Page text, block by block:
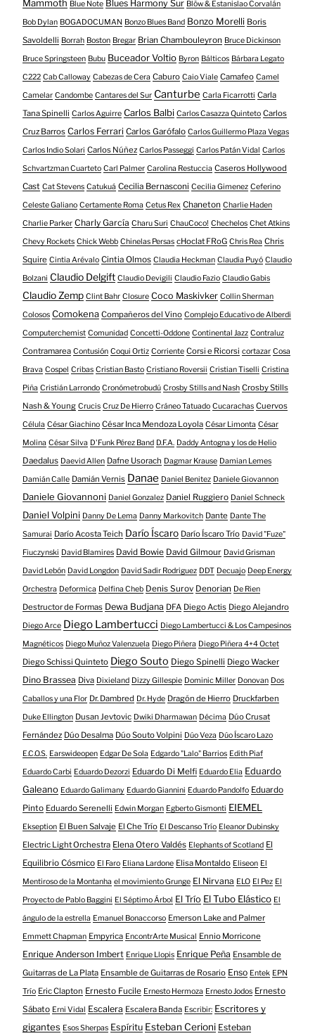
Mammoth Blue Note Blues Harmony Sur Blöw & Estanislao Corvalán
Bob Dylan BOGADOCUMAN Bonzo Blues Band Bonzo Morelli Boris
Savoldelli Borrah Boston Bregar Brian Chambouleyron Bruce Dickinson
Bruce Springsteen Bubu Buceador Voltio Byron Bálticos Bárbara Legato
C222 Cab Calloway Cabezas de Cera Caburo Caio Viale Camafeo Camel
Camelar Candombe Cantares del Sur Canturbe Carla Ficarrotti Carla
Tana Spinelli Carlos Aguirre Carlos Balbi Carlos Casazza Quinteto Carlos
Cruz Barros Carlos Ferrari Carlos Garófalo Carlos Guillermo Plaza Vegas
Carlos Indio Solari Carlos Núñez Carlos Passeggi Carlos Patán Vidal Carlos
Schvartzman Cuarteto Carl Palmer Carolina Restuccia Caseros Hollywood
Cast Cat Stevens Catukuá Cecilia Bernasconi Cecilia Gimenez Ceferino
Celeste Galiano Certamente Roma Cetus Rex Chaneton Charlie Haden
Charlie Parker Charly García Charu Suri ChauCoco! Chechelos Chet Atkins
Chevy Rockets Chick Webb Chinelas Persas cHoclat FRoG Chris Rea Chris
Squire Cintia Arévalo Cintia Olmos Claudia Heckman Claudia Puyó Claudio
Bolzani Claudio Delgift Claudio Devigili Claudio Fazio Claudio Gabis
Claudio Zemp Clint Bahr Closure Coco Maskivker Collin Sherman
Colosos Comokena Compañeros del Vino Complejo Educativo de Alberdi
Computerchemist Comunidad Concetti-Oddone Continental Jazz Contraluz
Contramarea Contusión Coqui Ortiz Corriente Corsi e Ricorsi cortazar Cosa
Brava Cospel Cribas Cristian Basto Cristiano Roversii Cristian Tiselli Cristina
Piña Cristián Larrondo Cronómetrobudú Crosby Stills and Nash Crosby Stills
Nash & Young Crucis Cruz De Hierro Cráneo Tatuado Cucarachas Cuervos
Célula César Giachino César Inca Mendoza Loyola César Limonta César
Molina César Silva D'Funk Pérez Band D.F.A. Daddy Antogna y los de Helio
Daedalus Daevid Allen Dafne Usorach Dagmar Krause Damian Lemes
Damián Calle Damián Vernis Danae Daniel Benitez Daniele Giovannon
Daniele Giovannoni Daniel Gonzalez Daniel Ruggiero Daniel Schneck
Daniel Volpini Danny De Lema Danny Markovitch Dante Dante The
Samurai Darío Acosta Teich Darío Íscaro Darío Íscaro Trío David "Fuze"
Fiuczynski David Blamires David Bowie David Gilmour David Grisman
David Lebón David Longdon David Sadir Rodriguez DDT Decuajo Deep Energy
Orchestra Deformica Delfina Cheb Denis Surov Denorian De Rien
Destructor de Formas Dewa Budjana DFA Diego Actis Diego Alejandro
Diego Arce Diego Lambertucci Diego Lambertucci & Los Campesinos
Magnéticos Diego Muñoz Valenzuela Diego Piñera Diego Piñera 4+4 Octet
Diego Schissi Quinteto Diego Souto Diego Spinelli Diego Wacker
Dino Brassea Diva Dixieland Dizzy Gillespie Dominic Miller Donovan Dos
Caballos y una Flor Dr. Dambred Dr. Hyde Dragón de Hierro Druckfarben
Duke Ellington Dusan Jevtovic Dwiki Dharmawan Décima Dúo Crusat
Fernández Dúo Desalma Dúo Souto Volpini Dúo Veza Dúo Íscaro Lazo
E.C.O.S. Earswideopen Edgar De Sola Edgardo "Lalo" Barrios Edith Piaf
Eduardo Carbi Eduardo Dezorzi Eduardo Di Melfi Eduardo Elia Eduardo
Galeano Eduardo Galimany Eduardo Giannini Eduardo Pandolfo Eduardo
Pinto Eduardo Serenelli Edwin Morgan Egberto Gismonti EIEMEL
Ekseption El Buen Salvaje El Che Trío El Descanso Trío Eleanor Dubinsky
Electric Light Orchestra Elena Otero Valdés Elephants of Scotland El
Equilibrio Cósmico El Faro Eliana Lardone Elisa Montaldo Eliseon El
Mentiroso de la Montanha el movimiento Grunge El Nirvana ELO El Pez El
Proyecto de Pablo Baggini El Séptimo Árbol El Trío El Tubo Elástico El
ángulo de la estrella Emanuel Bonaccorso Emerson Lake and Palmer
Emmett Chapman Empyrica EncontrArte Musical Ennio Morricone
Enrique Anderson Imbert Enrique Llopis Enrique Peña Ensamble de
Guitarras de La Plata Ensamble de Guitarras de Rosario Enso Entek EPN
Trío Eric Clapton Ernesto Fucile Ernesto Hermoza Ernesto Jodos Ernesto
Sábato Erni Vidal Escalera Escalera Banda Escribir: Escritores y
gigantes Esos Sherpas Espíritu Esteban Cerioni Esteban